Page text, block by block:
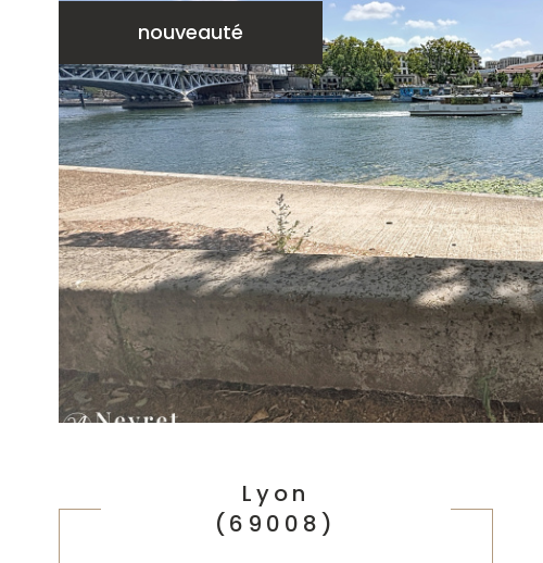
nouveauté
Lyon
(69008)